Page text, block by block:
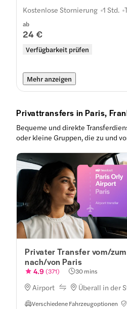
ab
24 €
Verfügbarkeit prüfen
Kostenlose Stornierung 1 Std.
Mehr anzeigen
Privattransfers in Paris,
Bequeme und direkte
oder kleine Gruppen, die zu und
Privater Transfer vom/
nach/von Paris
4.9 (371) 30 mins
Airport Überall in der
Verschiedene Fahrzeugoptionen